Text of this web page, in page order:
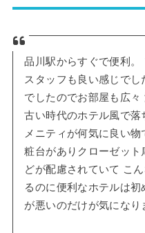
品川駅からすぐで便利。
スタッフも良い感じで
でしたのでお部屋も広々
古い時代のホテル風で
メニティが何気に良い
粧台がありクローゼッ
どが配慮されていて こ
るのに便利なホテルは
が悪いのだけが気になり